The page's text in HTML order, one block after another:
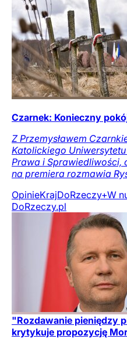
Czarnek: Konieczny
Z Przemysławem
Katolickiego
Prawa i Sprawiedliwości,
na premiera rozmawia
OpinieKrajDoRzeczy+W
DoRzeczy.pl
"Rozdawanie pieniędzy
krytykuje propozycję